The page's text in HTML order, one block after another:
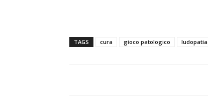
TAGS cura gioco patologico ludopatia